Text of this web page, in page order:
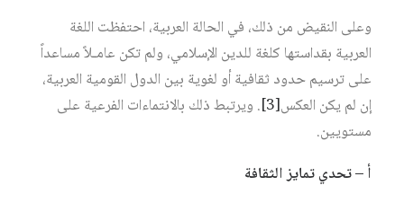
وعلى النقيض من ذلك، في الحالة العربية، احتفظت اللغة
العربية بقداستها كلغة للدين الإسلامي، ولم تكن عامـلاً مساعداً
على ترسيم حدود ثقافية أو لغوية بين الدول القومية العربية،
إن لم يكن العكس‏[3]
. ويرتبط ذلك بالانتماءات الفرعية على
مستويين.
أ – تحدي تمايز الثقافة